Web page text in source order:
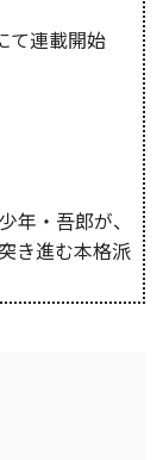
て連載開始
年・吾郎が、
き進む本格派